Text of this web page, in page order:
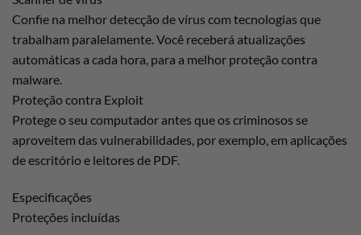
Confie na melhor detecção de vírus com tecnologias que
trabalham paralelamente. Você receberá atualizações
automáticas a cada hora, para a melhor proteção contra
malware.
Proteção contra Exploit
Protege o seu computador antes que os criminosos se
aproveitem das vulnerabilidades, por exemplo, em aplicações
de escritório e leitores de PDF.
Especificações
Proteções incluídas